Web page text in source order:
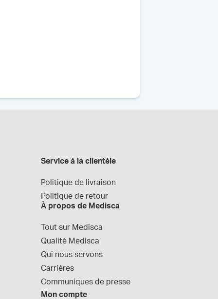
Service à la clientèle
Politique de livraison
Politique de retour
À propos de Medisca
Tout sur Medisca
Qualité Medisca
Qui nous servons
Carrières
Communiques de presse
Mon compte